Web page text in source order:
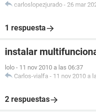
carloslopezjurado - 26 mar
1 respuesta
instalar
lolo - 11 nov 2010 a las 06:37
Carlos-vialfa - 11 nov 2010 a
2 respuestas